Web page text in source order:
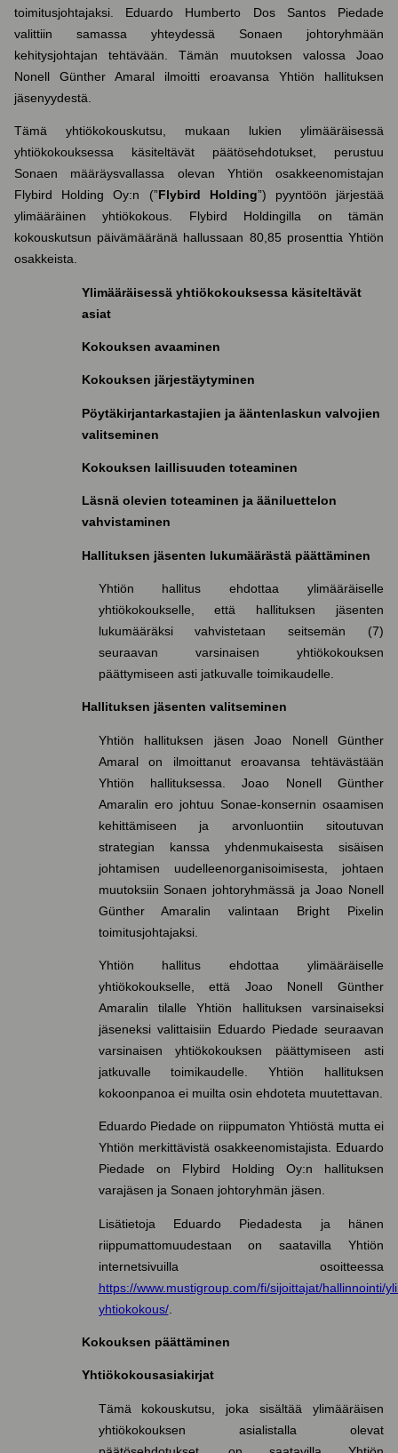
toimitusjohtajaksi. Eduardo Humberto Dos Santos Piedade
valittiin samassa yhteydessä Sonaen johtoryhmään
kehitysjohtajan tehtävään. Tämän muutoksen valossa Joao
Nonell Günther Amaral ilmoitti eroavansa Yhtiön hallituksen
jäsenyydestä.
Tämä yhtiökokouskutsu, mukaan lukien ylimääräisessä
yhtiökokouksessa käsiteltävät päätösehdotukset, perustuu
Sonaen määräysvallassa olevan Yhtiön osakkeenomistajan
Flybird Holding Oy:n (”Flybird Holding”) pyyntöön järjestää
ylimääräinen yhtiökokous. Flybird Holdingilla on tämän
kokouskutsun päivämääränä hallussaan 80,85 prosenttia Yhtiön
osakkeista.
Ylimääräisessä yhtiökokouksessa käsiteltävät
asiat
Kokouksen avaaminen
Kokouksen järjestäytyminen
Pöytäkirjantarkastajien ja ääntenlaskun valvojien
valitseminen
Kokouksen laillisuuden toteaminen
Läsnä olevien toteaminen ja ääniluettelon
vahvistaminen
Hallituksen jäsenten lukumäärästä päättäminen
Yhtiön hallitus ehdottaa ylimääräiselle
yhtiökokoukselle, että hallituksen jäsenten
lukumääräksi vahvistetaan seitsemän (7)
seuraavan varsinaisen yhtiökokouksen
päättymiseen asti jatkuvalle toimikaudelle.
Hallituksen jäsenten valitseminen
Yhtiön hallituksen jäsen Joao Nonell Günther
Amaral on ilmoittanut eroavansa tehtävästään
Yhtiön hallituksessa. Joao Nonell Günther
Amaralin ero johtuu Sonae-konsernin osaamisen
kehittämiseen ja arvonluontiin sitoutuvan
strategian kanssa yhdenmukaisesta sisäisen
johtamisen uudelleenorganisoimisesta, johtaen
muutoksiin Sonaen johtoryhmässä ja Joao Nonell
Günther Amaralin valintaan Bright Pixelin
toimitusjohtajaksi.
Yhtiön hallitus ehdottaa ylimääräiselle
yhtiökokoukselle, että Joao Nonell Günther
Amaralin tilalle Yhtiön hallituksen varsinaiseksi
jäseneksi valittaisiin Eduardo Piedade seuraavan
varsinaisen yhtiökokouksen päättymiseen asti
jatkuvalle toimikaudelle. Yhtiön hallituksen
kokoonpanoa ei muilta osin ehdoteta muutettavan.
Eduardo Piedade on riippumaton Yhtiöstä mutta ei
Yhtiön merkittävistä osakkeenomistajista. Eduardo
Piedade on Flybird Holding Oy:n hallituksen
varajäsen ja Sonaen johtoryhmän jäsen.
Lisätietoja Eduardo Piedadesta ja hänen
riippumattomuudestaan on saatavilla Yhtiön
internetsivuilla osoitteessa
https://www.mustigroup.com/fi/sijoittajat/hallinnointi/
yhtiokokous/.
Kokouksen päättäminen
Yhtiökokousasiakirjat
Tämä kokouskutsu, joka sisältää ylimääräisen
yhtiökokouksen asialistalla olevat